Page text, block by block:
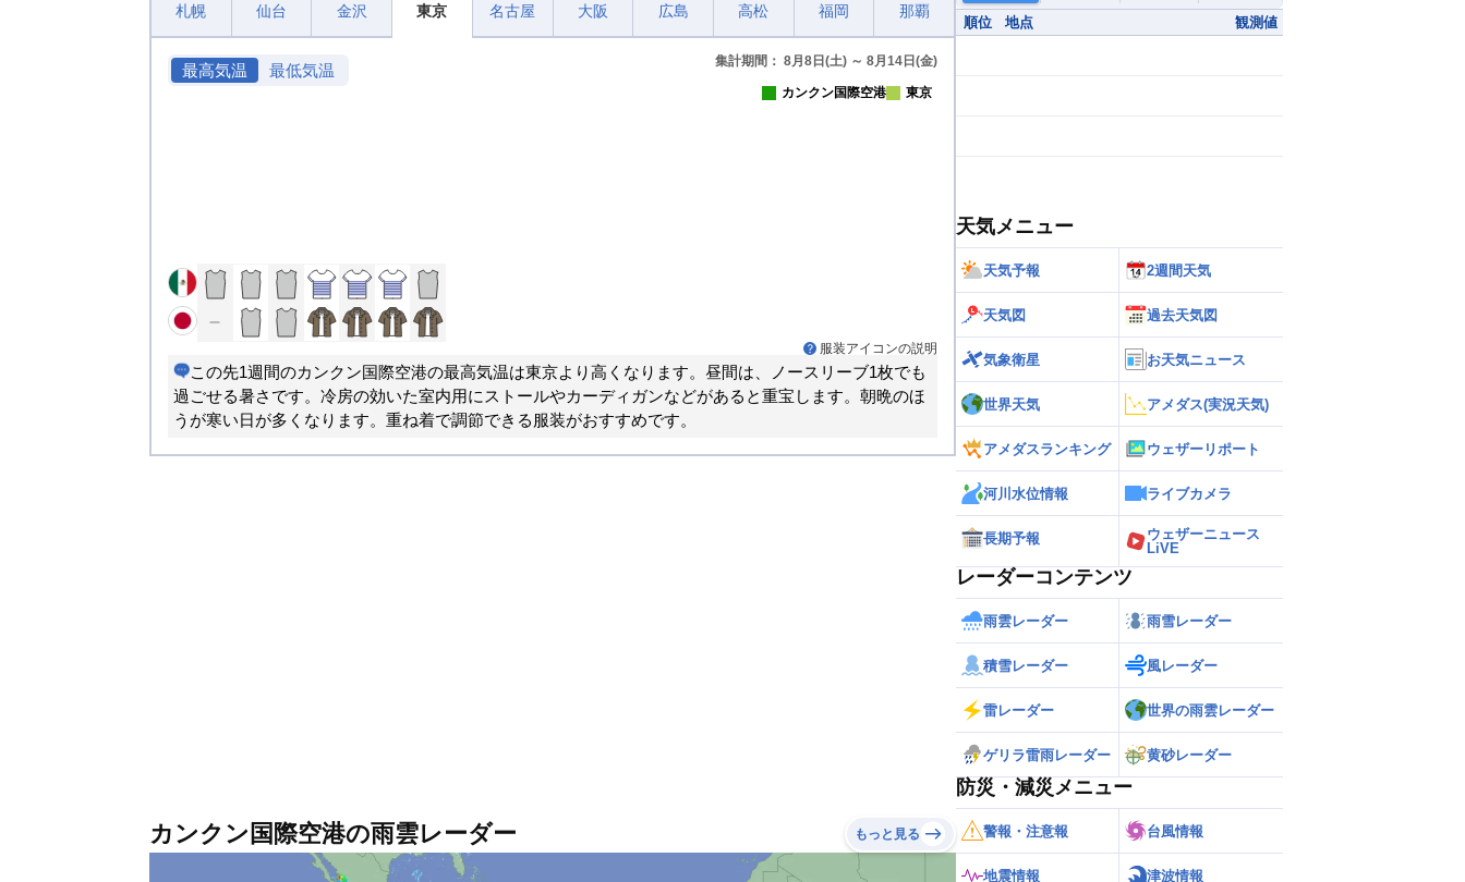
札幌 仙台 金沢 東京 名古屋 大阪 広島 高松 福岡 那覇
最高気温 最低気温
集計期間： 8月8日(土) ～ 8月14日(金)
カンクン国際空港 東京
服装アイコンの説明
この先1週間のカンクン国際空港の最高気温は東京より高くなります。昼間は、ノースリーブ1枚でも
過ごせる暑さです。冷房の効いた室内用にストールやカーディガンなどがあると重宝します。朝晩のほ
うが寒い日が多くなります。重ね着で調節できる服装がおすすめです。
カンクン国際空港の雨雲レーダー もっと見る
順位 地点 観測値
天気メニュー
天気予報 2週間天気
天気図 過去天気図
気象衛星 お天気ニュース
世界天気 アメダス(実況天気)
アメダスランキング ウェザーリポート
河川水位情報 ライブカメラ
長期予報
ウェザーニュース
LiVE
レーダーコンテンツ
雨雲レーダー 雨雪レーダー
積雪レーダー 風レーダー
雷レーダー 世界の雨雲レーダー
ゲリラ雷雨レーダー 黄砂レーダー
防災・減災メニュー
警報・注意報 台風情報
地震情報 津波情報